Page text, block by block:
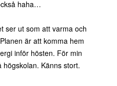
haha…
ser ut som att varma och
är att komma hem
inför hösten. För min
Känns stort.